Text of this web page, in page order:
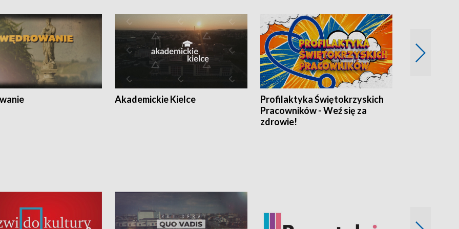
Akademickie Kielce
Profilaktyka Świętokrzyskich
Pracowników - Weź się za
zdrowie!